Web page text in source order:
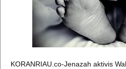
KORANRIAU.co-Jenazah aktivis